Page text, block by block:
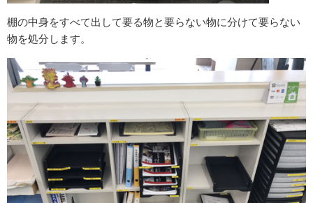
棚の中身をすべて出して要る物と要らない物に分けて要らない
物を処分します。